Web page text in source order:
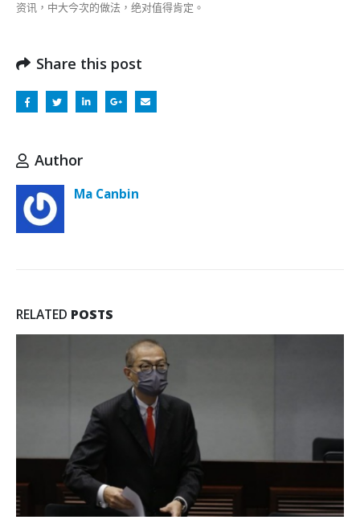
资讯，中大今次的做法，绝对值得肯定。
Share this post
Author
Ma Canbin
RELATED POSTS